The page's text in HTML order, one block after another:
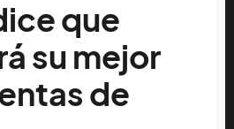
que
su mejor
de